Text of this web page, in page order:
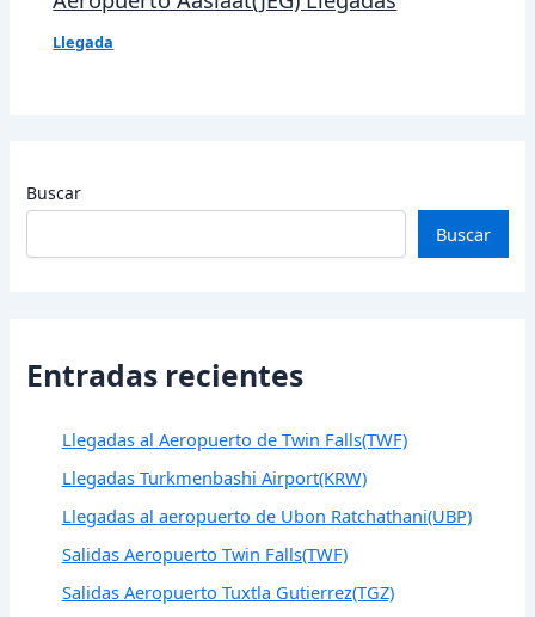
Llegada
Buscar
Buscar
Entradas recientes
Llegadas al Aeropuerto de Twin Falls(TWF)
Llegadas Turkmenbashi Airport(KRW)
Llegadas al aeropuerto de Ubon Ratchathani(UBP)
Salidas Aeropuerto Twin Falls(TWF)
Salidas Aeropuerto Tuxtla Gutierrez(TGZ)